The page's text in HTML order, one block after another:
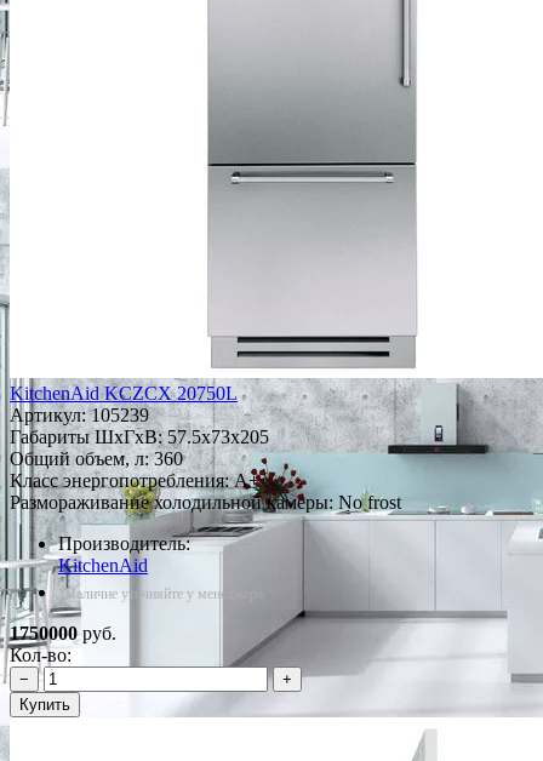
KitchenAid KCZCX 20750L
Артикул:105239
Габариты ШxГxВ: 57.5x73x205
Общий объем, л: 360
Класс энергопотребления: A+
Размораживание холодильной камеры: No frost
Производитель:
KitchenAid
*Наличие уточняйте у менеджера
1750000руб.
Кол-во:
−
+
Купить